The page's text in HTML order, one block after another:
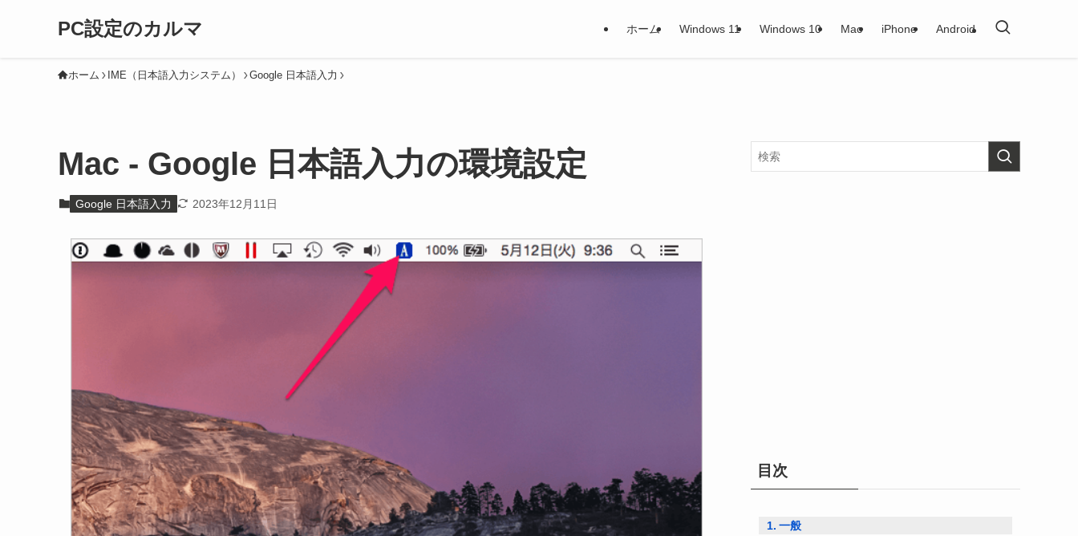
PC設定のカルマ ホーム Windows 11 Windows 10 Mac iPhone Android
ホーム IME（日本語入力システム） Google 日本語入力
Mac - Google 日本語入力の環境設定
Google 日本語入力 2023年12月11日
目次
一般